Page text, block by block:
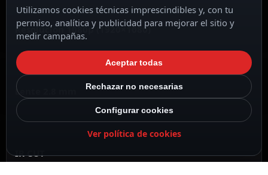
Resolución 1080p (1920×1080)
Lente 2.8 mm
IR CUT
Utilizamos cookies técnicas imprescindibles y, con tu
permiso, analítica y publicidad para mejorar el sitio y
medir campañas.
Aceptar todas
Rechazar no necesarias
Configurar cookies
Ver política de cookies